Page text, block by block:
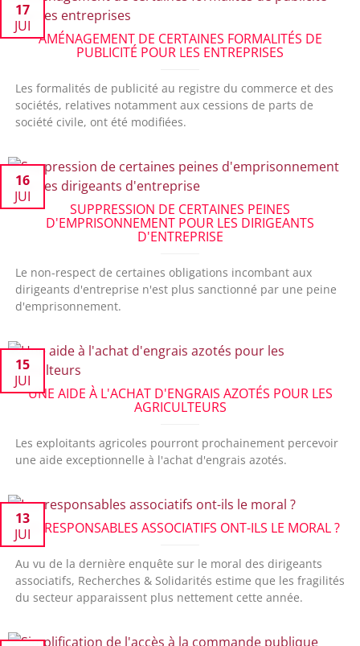
AMÉNAGEMENT DE CERTAINES FORMALITÉS DE
PUBLICITÉ POUR LES ENTREPRISES
17
JUI
Les formalités de publicité au registre du commerce et des
sociétés, relatives notamment aux cessions de parts de
société civile, ont été modifiées.
SUPPRESSION DE CERTAINES PEINES
D'EMPRISONNEMENT POUR LES DIRIGEANTS
D'ENTREPRISE
16
JUI
Le non-respect de certaines obligations incombant aux
dirigeants d'entreprise n'est plus sanctionné par une peine
d'emprisonnement.
UNE AIDE À L'ACHAT D'ENGRAIS AZOTÉS POUR LES
AGRICULTEURS
15
JUI
Les exploitants agricoles pourront prochainement percevoir
une aide exceptionnelle à l'achat d'engrais azotés.
LES RESPONSABLES ASSOCIATIFS ONT-ILS LE MORAL ?
13
JUI
Au vu de la dernière enquête sur le moral des dirigeants
associatifs, Recherches & Solidarités estime que les fragilités
du secteur apparaissent plus nettement cette année.